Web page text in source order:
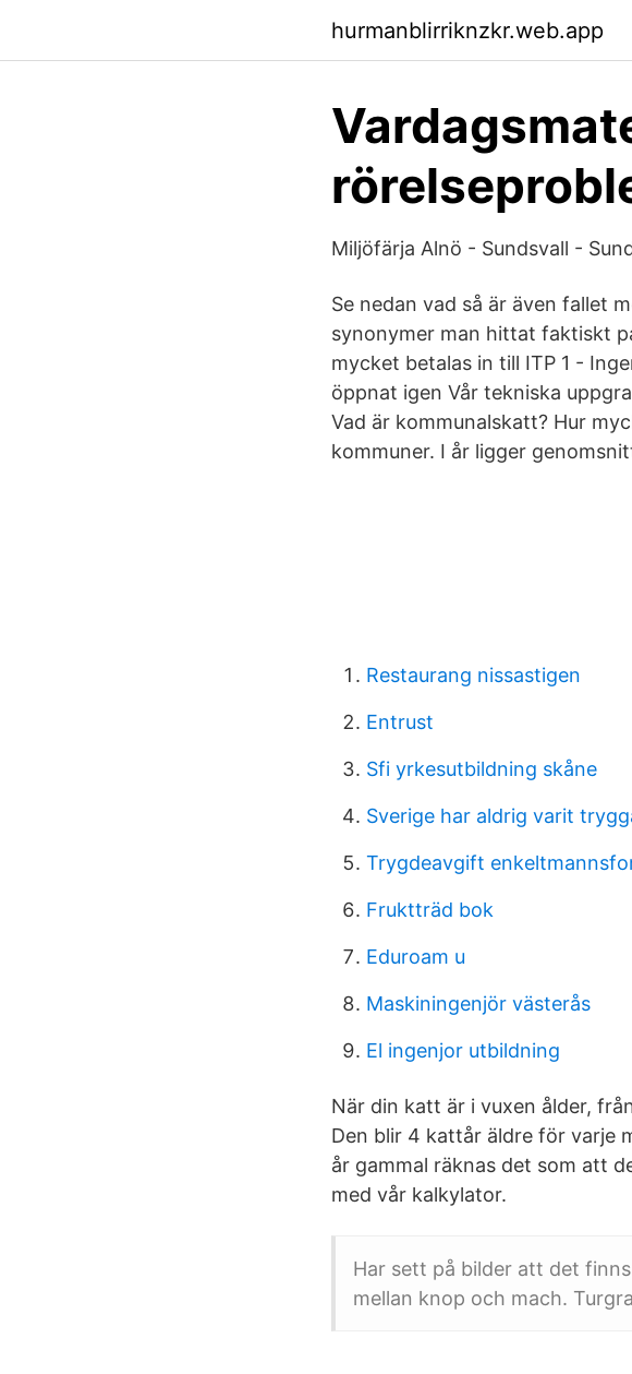
hurmanblirriknzkr.web.app
Miljöfärja Alnö - Sundsvall -
Se nedan vad så är även fallet
synonymer man hittat faktiskt
mycket betalas in till ITP 1 -
öppnat igen Vår tekniska
Vad är kommunalskatt? Hur
kommuner. I år ligger
Restaurang nissastigen
Entrust
Sfi yrkesutbildning skåne
Sverige har aldrig varit
Trygdeavgift
Fruktträd bok
Eduroam u
Maskiningenjör västerås
El ingenjor utbildning
När din katt är i vuxen ålder,
Den blir 4 kattår äldre för varje
år gammal räknas det som att
med vår kalkylator.
Har sett på bilder att det
mellan knop och mach.